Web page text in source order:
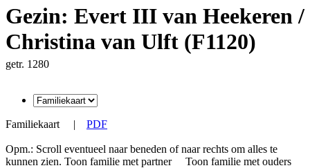
Gezin: Evert III van Heekeren /
Christina van Ulft (F1120)
getr. 1280
Familiekaart | PDF
Opm.: Scroll eventueel naar beneden of naar rechts om alles te
kunnen zien. Toon familie met partner
Toon familie met ouders